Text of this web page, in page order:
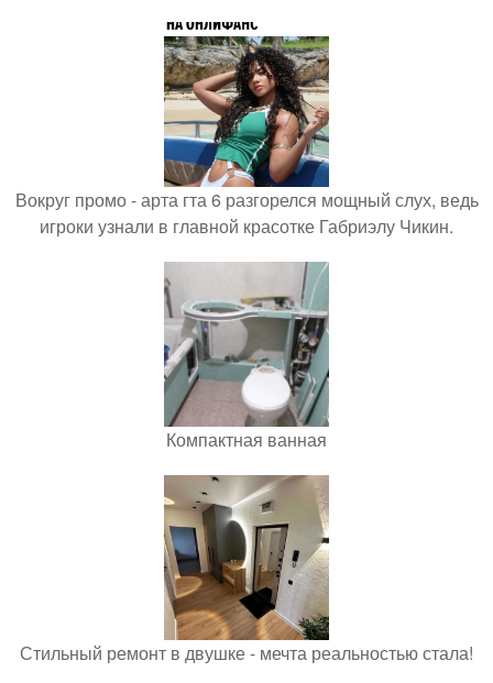
Вокруг промо - арта гта 6 разгорелся мощный слух, ведь
игроки узнали в главной красотке Габриэлу Чикин.
Компактная ванная
Стильный ремонт в двушке - мечта реальностью стала!